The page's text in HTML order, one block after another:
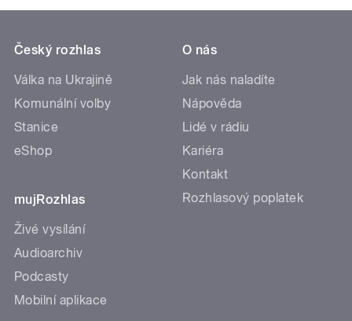
Český rozhlas
Válka na Ukrajině
Komunální volby
Stanice
eShop
mujRozhlas
Živé vysílání
Audioarchiv
Podcasty
Mobilní aplikace
O nás
Jak nás naladíte
Nápověda
Lidé v rádiu
Kariéra
Kontakt
Rozhlasový poplatek